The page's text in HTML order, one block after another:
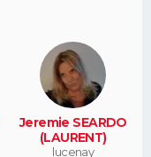
Jeremie SEARDO
(LAURENT)
lucenay